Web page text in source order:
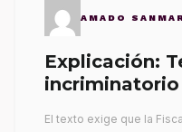
AMADO
Explicación:
incriminatorio
El texto exige que la